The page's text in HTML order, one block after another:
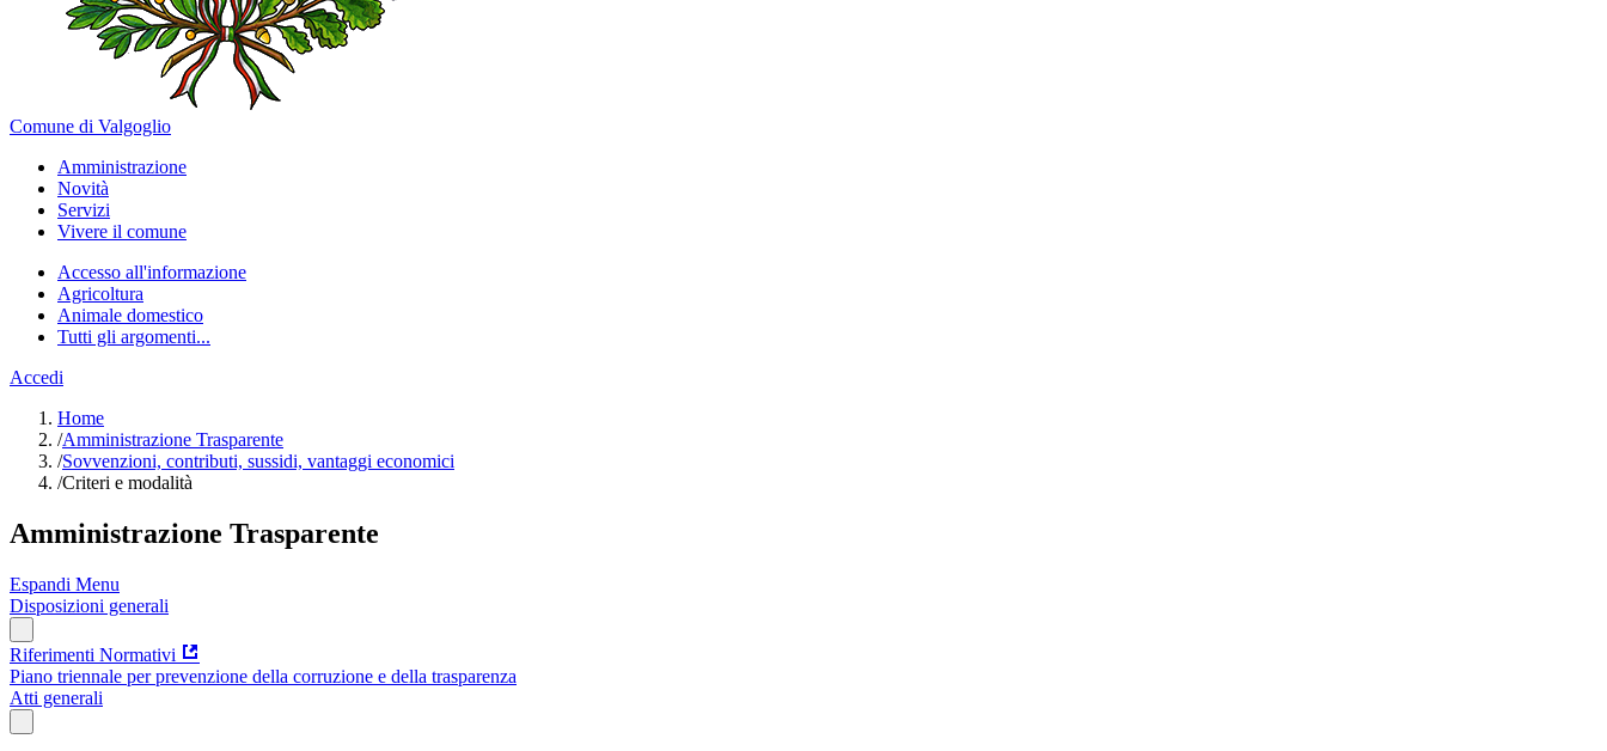
Comune di Valgoglio
Amministrazione
Novità
Servizi
Vivere il comune
Accesso all'informazione
Agricoltura
Animale domestico
Tutti gli argomenti...
Accedi
Home
/Amministrazione Trasparente
/Sovvenzioni, contributi, sussidi, vantaggi economici
/Criteri e modalità
Amministrazione Trasparente
Espandi Menu
Disposizioni generali
Riferimenti Normativi
Piano triennale per prevenzione della corruzione e della trasparenza
Atti generali